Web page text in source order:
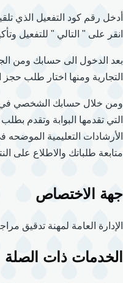
أدخل رقم كود التفعيل الذي
انقر على " التالي " للتفعيل
بعد الدخول الى حسابك ومن
التجارية ومنها اختار طلب
ومن خلال حسابك الشخصي في
التي تقدمها البوابة وتقدم
الأرشادات التعليمية
متابعة طلباتك والاطلاع على
جهة الاختصاص
الإدارة العامة لمهنة تدقيق
الخدمات ذات الصلة